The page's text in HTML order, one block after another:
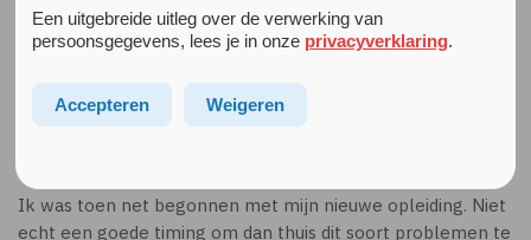
meer dingen te vergeten. Op zich niet heel boeiend, maar
het ging van kwaad tot erger. Waar ze in het begin kleine
moment zo verward dat ze nauwelijks nog goed uit haar
woorden kon komen. Op een gegeven moment was het
Ik was toen net begonnen met mijn nieuwe opleiding. Niet
echt een goede timing om dan thuis dit soort problemen te
Een uitgebreide uitleg over de verwerking van
persoonsgegevens, lees je in onze privacyverklaring.
Accepteren Weigeren